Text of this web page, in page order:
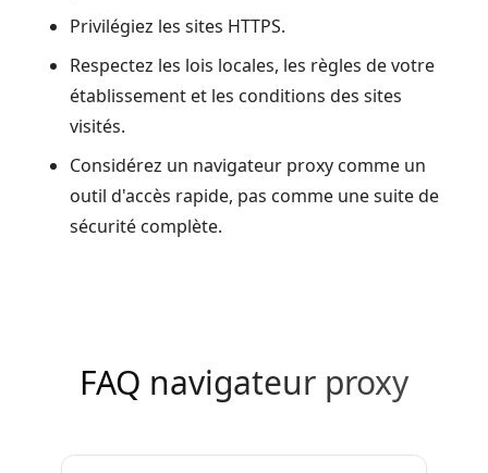
Privilégiez les sites HTTPS.
Respectez les lois locales, les règles de votre
établissement et les conditions des sites
visités.
Considérez un navigateur proxy comme un
outil d'accès rapide, pas comme une suite de
sécurité complète.
FAQ navigateur proxy